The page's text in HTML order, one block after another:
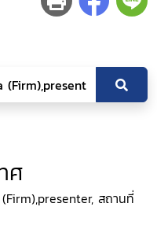
ศ
สถานที่